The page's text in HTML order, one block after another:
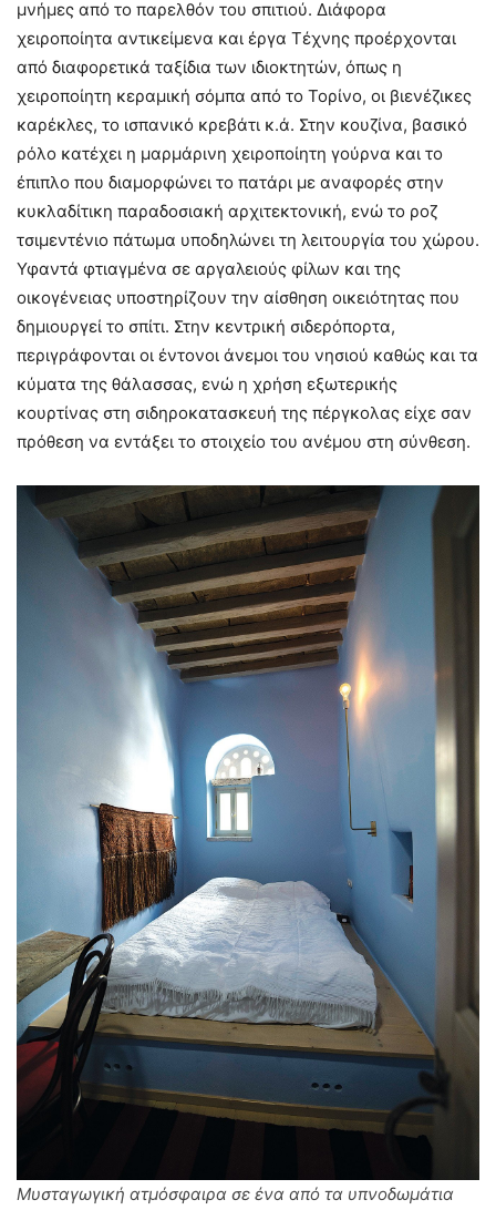
μνήμες από το παρελθόν του σπιτιού. Διάφορα
χειροποίητα αντικείμενα και έργα Τέχνης προέρχονται
από διαφορετικά ταξίδια των ιδιοκτητών, όπως η
χειροποίητη κεραμική σόμπα από το Τορίνο, οι βιενέζικες
καρέκλες, το ισπανικό κρεβάτι κ.ά. Στην κουζίνα, βασικό
ρόλο κατέχει η μαρμάρινη χειροποίητη γούρνα και το
έπιπλο που διαμορφώνει το πατάρι με αναφορές στην
κυκλαδίτικη παραδοσιακή αρχιτεκτονική, ενώ το ροζ
τσιμεντένιο πάτωμα υποδηλώνει τη λειτουργία του χώρου.
Υφαντά φτιαγμένα σε αργαλειούς φίλων και της
οικογένειας υποστηρίζουν την αίσθηση οικειότητας που
δημιουργεί το σπίτι. Στην κεντρική σιδερόπορτα,
περιγράφονται οι έντονοι άνεμοι του νησιού καθώς και τα
κύματα της θάλασσας, ενώ η χρήση εξωτερικής
κουρτίνας στη σιδηροκατασκευή της πέργκολας είχε σαν
πρόθεση να εντάξει το στοιχείο του ανέμου στη σύνθεση.
Μυσταγωγική ατμόσφαιρα σε ένα από τα υπνοδωμάτια